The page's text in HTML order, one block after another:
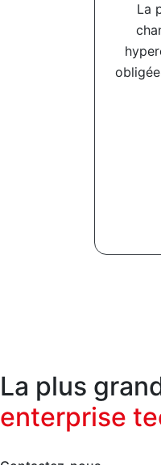
La
La plus
enterprise